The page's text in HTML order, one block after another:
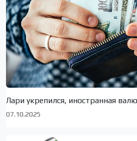
Лари укрепился, иностранная
07.10.2025